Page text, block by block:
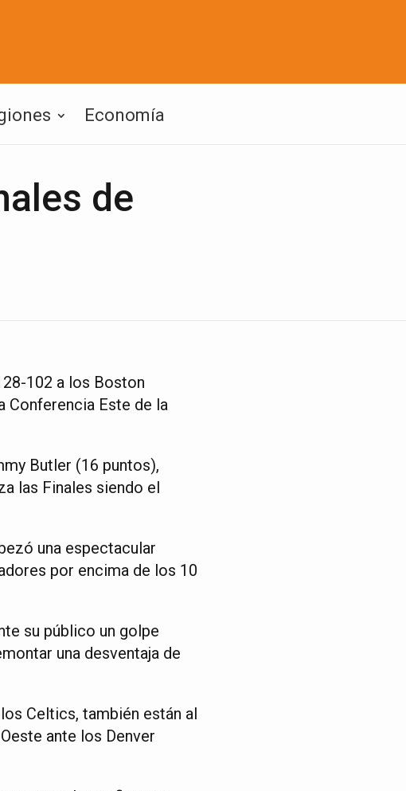
Economía
de
102 a los Boston
Conferencia Este de la
Butler (16 puntos),
las Finales siendo el
una espectacular
por encima de los 10
su público un golpe
una desventaja de
Celtics, también están al
ante los Denver